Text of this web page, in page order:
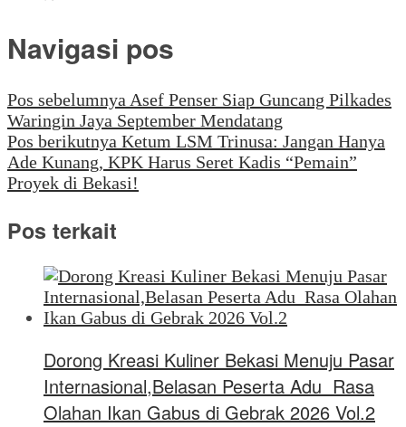
Navigasi pos
Pos sebelumnya Asef Penser Siap Guncang Pilkades
Waringin Jaya September Mendatang
Pos berikutnya Ketum LSM Trinusa: Jangan Hanya
Ade Kunang, KPK Harus Seret Kadis “Pemain”
Proyek di Bekasi!
Pos terkait
Dorong Kreasi Kuliner Bekasi Menuju Pasar
Internasional,Belasan Peserta Adu Rasa
Olahan Ikan Gabus di Gebrak 2026 Vol.2